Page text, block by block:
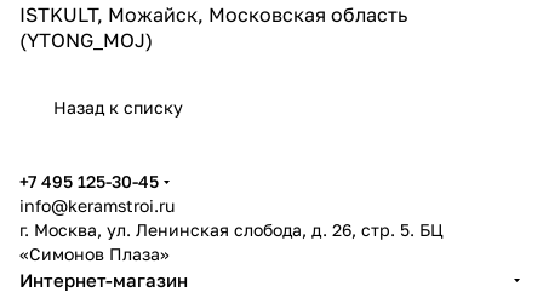
ISTKULT, Можайск, Московская область
(YTONG_MOJ)
Назад к списку
+7 495 125-30-45
info@keramstroi.ru
г. Москва, ул. Ленинская слобода, д. 26, стр. 5. БЦ
«Симонов Плаза»
Интернет-магазин